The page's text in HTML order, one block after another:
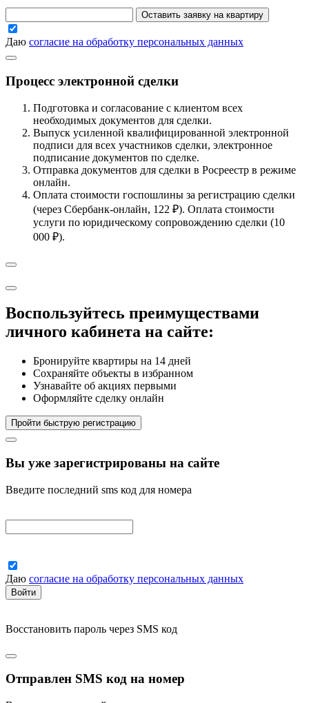
Оставить заявку на квартиру
Даю согласие на обработку персональных данных
Процесс электронной сделки
Подготовка и согласование с клиентом всех
необходимых документов для сделки.
Выпуск усиленной квалифицированной электронной
подписи для всех участников сделки, электронное
подписание документов по сделке.
Отправка документов для сделки в Росреестр в режиме
онлайн.
Оплата стоимости госпошлины за регистрацию сделки
(через Сбербанк-онлайн, 122 ₽). Оплата стоимости
услуги по юридическому сопровождению сделки (10
000 ₽).
Воспользуйтесь преимуществами
личного кабинета на сайте:
Бронируйте квартиры на 14 дней
Сохраняйте объекты в избранном
Узнавайте об акциях первыми
Оформляйте сделку онлайн
Пройти быструю регистрацию
Вы уже зарегистрированы на сайте
Введите последний sms код для номера
Даю согласие на обработку персональных данных
Войти
Восстановить пароль через SMS код
Отправлен SMS код на номер